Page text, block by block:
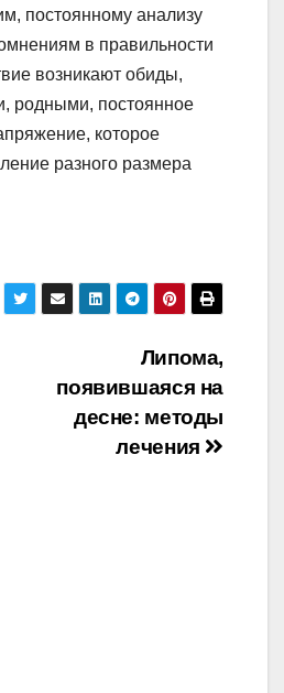
постоянному анализу
в правильности
возникают обиды,
родными, постоянное
которое
разного размера
Липома,
появившаяся на
десне: методы
лечения